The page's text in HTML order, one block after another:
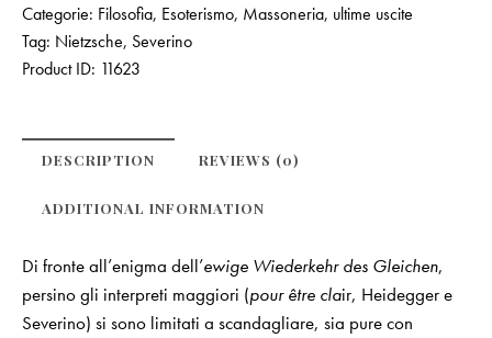
Categorie: Filosofia, Esoterismo, Massoneria, ultime uscite
Tag: Nietzsche, Severino
Product ID: 11623
DESCRIPTION REVIEWS (0)
ADDITIONAL INFORMATION
Di fronte all’enigma dell’ewige Wiederkehr des Gleichen,
persino gli interpreti maggiori (pour être clair, Heidegger e
Severino) si sono limitati a scandagliare, sia pure con